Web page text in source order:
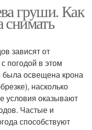
груши. Как
снимать
зависят от
погодой в этом
была освещена крона
насколько
условия оказывают
Частые и
способствуют